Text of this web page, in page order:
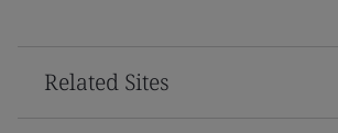
Related Sites